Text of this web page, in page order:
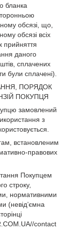
бланка
обсязі, що,
обсязі всіх
прийняття
даного
сплачених
були сплачені).
ПОРЯДОК
ПОКУПЦЯ
замовлений
з
встановленим
правових
Покупцем
строку,
нормативними
(невід’ємна
contact